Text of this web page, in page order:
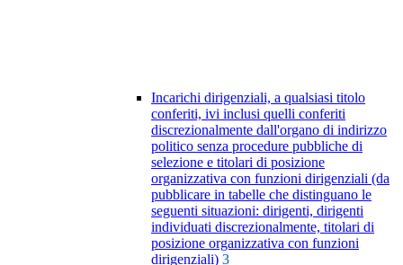
Incarichi dirigenziali, a qualsiasi titolo
conferiti, ivi inclusi quelli conferiti
discrezionalmente dall'organo di indirizzo
politico senza procedure pubbliche di
selezione e titolari di posizione
organizzativa con funzioni dirigenziali (da
pubblicare in tabelle che distinguano le
seguenti situazioni: dirigenti, dirigenti
individuati discrezionalmente, titolari di
posizione organizzativa con funzioni
dirigenziali) 3